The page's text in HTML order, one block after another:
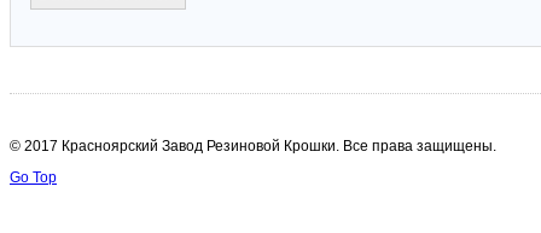
© 2017 Красноярский Завод Резиновой Крошки. Все права защищены.
Go Top